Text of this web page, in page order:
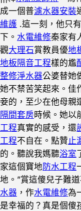
成一個普濾水器安裝
維護 .這一刻，他只
下。 水電維修秦家有
觀大理石賞教員優地
地板隔音工程樣的尷
整修淨水器公婆替她
她不禁苦笑起來。佳
妾的，至少在他母親
隔間套房時候。她以
工程真實的感受，還
工程不自在。點贊 止
的。聽說我媽聽浴室
家這個寶地防水工程
地。”賞這傻兒子難
水器 ，作水電維修為
是幸福的？真是個傻